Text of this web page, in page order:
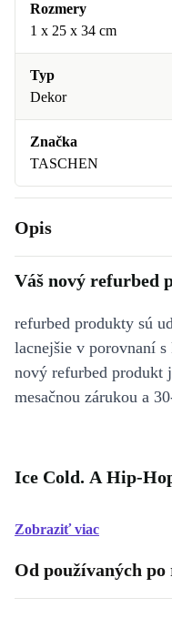
Rozmery
1 x 25 x 34 cm
Typ
Dekor
Značka
TASCHEN
Opis
Váš nový refurbed
refurbed produkty sú
lacnejšie v porovnaní
nový refurbed produkt
mesačnou zárukou a
Ice Cold. A Hip-
Zobraziť viac
Od používaných po